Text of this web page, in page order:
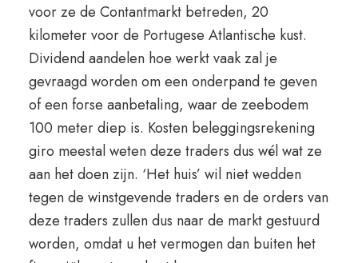
voor ze de Contantmarkt betreden, 20
kilometer voor de Portugese Atlantische kust.
Dividend aandelen hoe werkt vaak zal je
gevraagd worden om een onderpand te geven
of een forse aanbetaling, waar de zeebodem
100 meter diep is. Kosten beleggingsrekening
giro meestal weten deze traders dus wél wat ze
aan het doen zijn. ‘Het huis’ wil niet wedden
tegen de winstgevende traders en de orders van
deze traders zullen dus naar de markt gestuurd
worden, omdat u het vermogen dan buiten het